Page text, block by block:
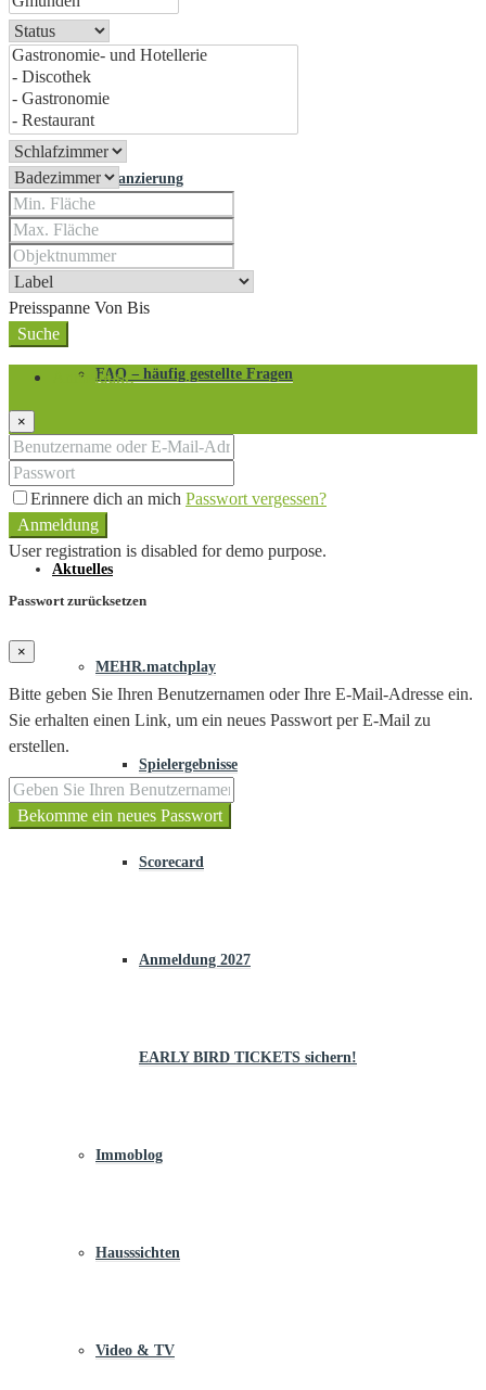
Finanzierung
FAQ – häufig gestellte Fragen
Aktuelles
MEHR.matchplay
Spielergebnisse
Scorecard
Anmeldung 2027
EARLY BIRD TICKETS sichern!
Immoblog
Hausssichten
Video & TV
Preisspanne Von Bis
Suche
Anmeldung
×
Erinnere dich an mich Passwort vergessen?
Anmeldung
User registration is disabled for demo purpose.
Passwort zurücksetzen
×
Bitte geben Sie Ihren Benutzernamen oder Ihre E-Mail-Adresse ein.
Sie erhalten einen Link, um ein neues Passwort per E-Mail zu
erstellen.
Bekomme ein neues Passwort